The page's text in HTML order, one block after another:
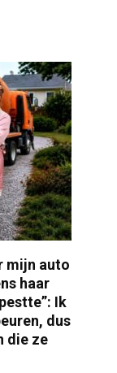
mijn auto
haar
Ik
dus
die ze